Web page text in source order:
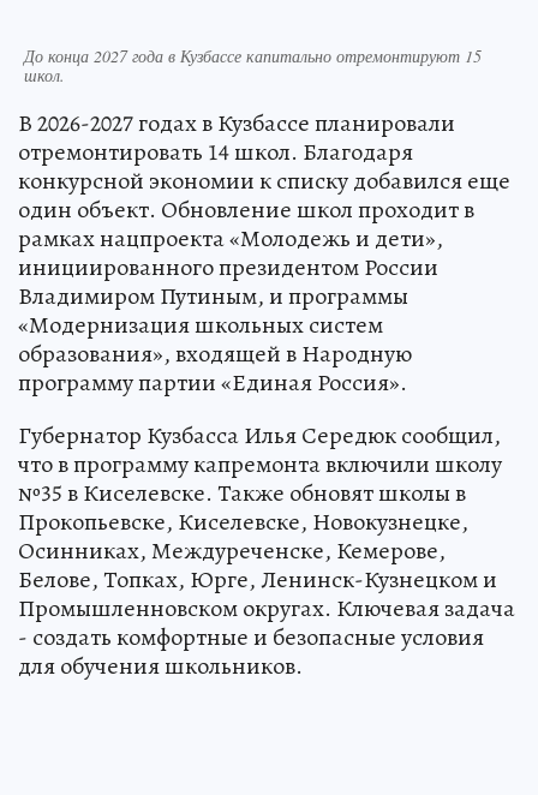
До конца 2027 года в Кузбассе капитально отремонтируют 15
школ.
В 2026-2027 годах в Кузбассе планировали
отремонтировать 14 школ. Благодаря
конкурсной экономии к списку добавился еще
один объект. Обновление школ проходит в
рамках нацпроекта «Молодежь и дети»,
инициированного президентом России
Владимиром Путиным, и программы
«Модернизация школьных систем
образования», входящей в Народную
программу партии «Единая Россия».
Губернатор Кузбасса Илья Середюк сообщил,
что в программу капремонта включили школу
№35 в Киселевске. Также обновят школы в
Прокопьевске, Киселевске, Новокузнецке,
Осинниках, Междуреченске, Кемерове,
Белове, Топках, Юрге, Ленинск-Кузнецком и
Промышленновском округах. Ключевая задача
- создать комфортные и безопасные условия
для обучения школьников.